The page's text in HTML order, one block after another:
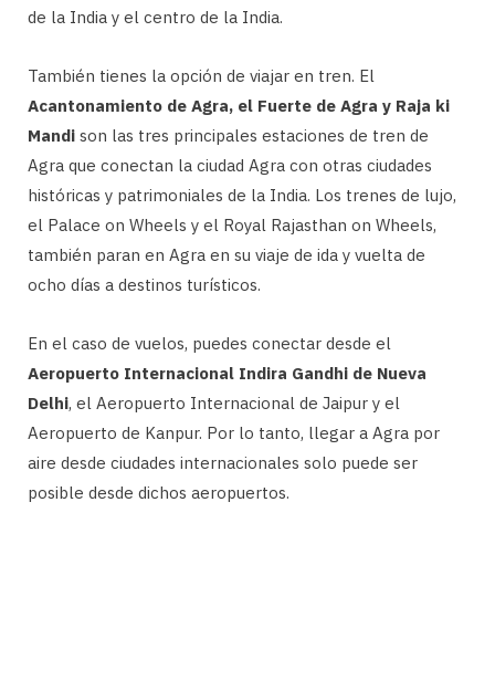
de la India y el centro de la India.
También tienes la opción de viajar en tren. El
Acantonamiento de Agra, el Fuerte de Agra y Raja ki
Mandi son las tres principales estaciones de tren de
Agra que conectan la ciudad Agra con otras ciudades
históricas y patrimoniales de la India. Los trenes de lujo,
el Palace on Wheels y el Royal Rajasthan on Wheels,
también paran en Agra en su viaje de ida y vuelta de
ocho días a destinos turísticos.
En el caso de vuelos, puedes conectar desde el
Aeropuerto Internacional Indira Gandhi de Nueva
Delhi, el Aeropuerto Internacional de Jaipur y el
Aeropuerto de Kanpur. Por lo tanto, llegar a Agra por
aire desde ciudades internacionales solo puede ser
posible desde dichos aeropuertos.